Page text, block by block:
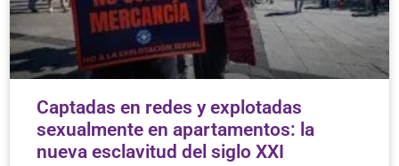
Captadas en redes y explotadas
sexualmente en apartamentos: la
nueva esclavitud del siglo XXI